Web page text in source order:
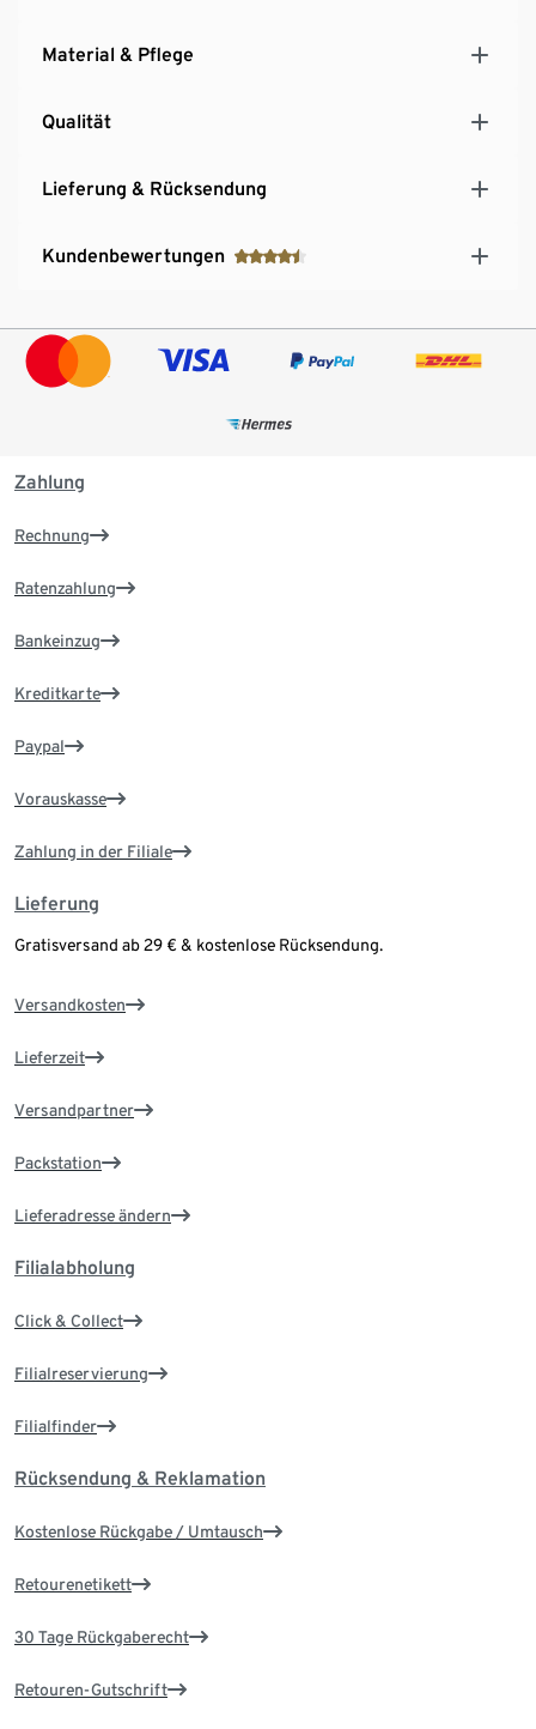
Material & Pflege
Qualität
Lieferung & Rücksendung
Kundenbewertungen
Zahlung
Rechnung
Ratenzahlung
Bankeinzug
Kreditkarte
Paypal
Vorauskasse
Zahlung in der Filiale
Lieferung
Gratisversand ab 29 € & kostenlose Rücksendung.
Versandkosten
Lieferzeit
Versandpartner
Packstation
Lieferadresse ändern
Filialabholung
Click & Collect
Filialreservierung
Filialfinder
Rücksendung & Reklamation
Kostenlose Rückgabe / Umtausch
Retourenetikett
30 Tage Rückgaberecht
Retouren-Gutschrift